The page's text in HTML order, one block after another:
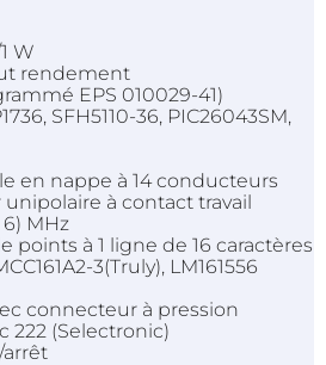
W
rendement
EPS 010029-41)
SFH5110-36, PIC26043SM,
en nappe à 14 conducteurs
unipolaire à contact travail
6) MHz
points à 1 ligne de 16 caractères
3(Truly), LM161556
connecteur à pression
222 (Selectronic)